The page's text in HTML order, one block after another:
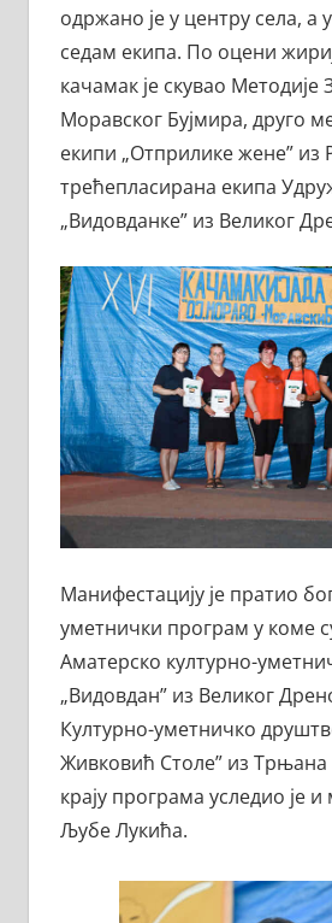
одржано је у центру села, а
седам екипа. По оцени
качамак је скувао Методије
Моравског Бујмира, друго
екипи „Отприлике жене” из
трећепласирана екипа
„Видовданке” из Великог
Манифестацију је пратио
уметнички програм у коме
Аматерско културно-
„Видовдан” из Великог
Културно-уметничко
Живковић Столе” из Трњана
крају програма уследио је
Љубе Лукића.